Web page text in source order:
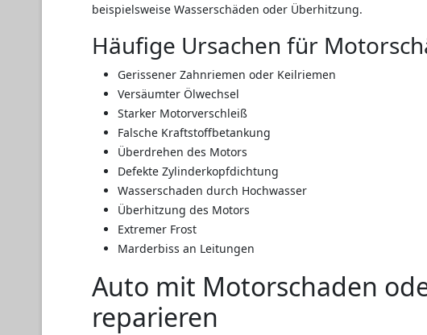
beispielsweise Wasserschäden oder Überhitzung.
Häufige Ursachen für
Gerissener Zahnriemen oder Keilriemen
Versäumter Ölwechsel
Starker Motorverschleiß
Falsche Kraftstoffbetankung
Überdrehen des Motors
Defekte Zylinderkopfdichtung
Wasserschaden durch Hochwasser
Überhitzung des Motors
Extremer Frost
Marderbiss an Leitungen
Auto mit Motorschaden
reparieren